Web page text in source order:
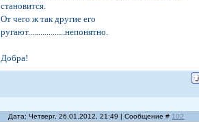
становится.
От чего ж так другие его
ругают..................непонятно.
Добра!
Дата: Четверг, 26.01.2012, 21:49 | Сообщение # 102